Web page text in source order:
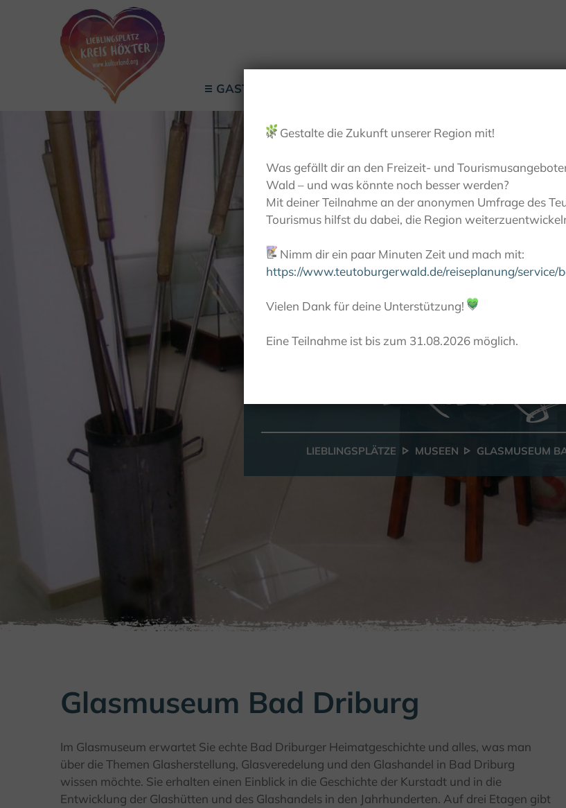
GASTGEBER
Glasmuseum
Driburg
LIEBLINGSPLÄTZE MUSEEN GLASMUSEUM
Glasmuseum Bad Driburg
Im Glasmuseum erwartet Sie echte Bad Driburger Heimatgeschichte und alles, was man
über die Themen Glasherstellung, Glasveredelung und den Glashandel in Bad Driburg
wissen möchte. Sie erhalten einen Einblick in die Geschichte der Kurstadt und in die
Entwicklung der Glashütten und des Glashandels in den Jahrhunderten. Auf drei Etagen gibt
🌿 Gestalte die Zukunft unserer Region mit!
Was gefällt dir an den Freizeit- und
Wald – und was könnte noch besser werden?
Mit deiner Teilnahme an der anonymen Umfrage des
Tourismus hilfst du dabei, die Region
📝 Nimm dir ein paar Minuten Zeit und mach mit:
https://www.teutoburgerwald.de/reiseplanung/service/
Vielen Dank für deine Unterstützung! 💚
Eine Teilnahme ist bis zum 31.08.2026 möglich.